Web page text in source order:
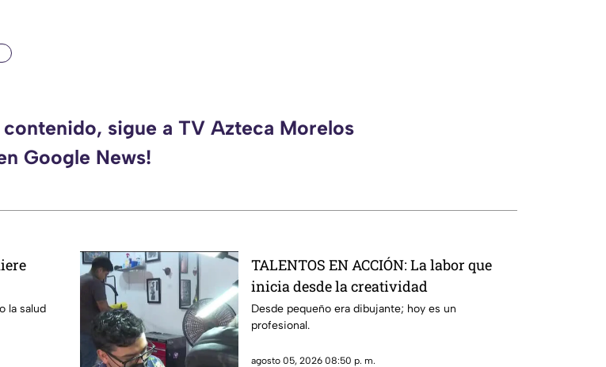
sigue a TV Azteca Morelos
Google News!
la salud
TALENTOS EN ACCIÓN: La labor que
inicia desde la creatividad
Desde pequeño era dibujante; hoy es un
profesional.
agosto 05, 2026 08:50 p. m.